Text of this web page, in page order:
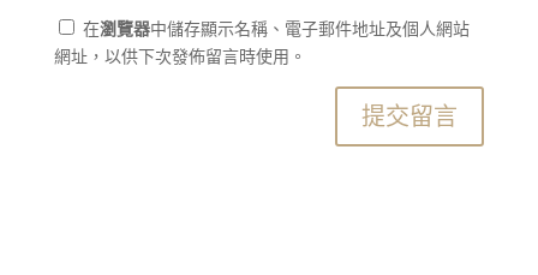
在瀏覽器中儲存顯示名稱、電子郵件地址及個人網站
網址，以供下次發佈留言時使用。